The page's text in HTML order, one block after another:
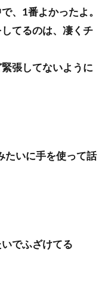
、1番よかったよ。
てるのは、凄くチ
張してないように
たいに手を使って話
でふざけてる